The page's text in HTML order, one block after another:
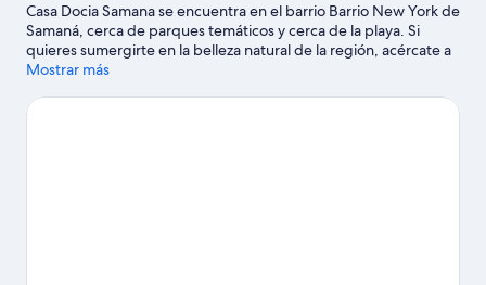
Casa Docia Samana se encuentra en el barrio Barrio New York de
Samaná, cerca de parques temáticos y cerca de la playa. Si
quieres sumergirte en la belleza natural de la región, acércate a
Bahía de Samaná o a Cayo Levantado. Tendrás la oportunidad
moto de agua o submarinismo, pero también podrás vivir
Mostrar más